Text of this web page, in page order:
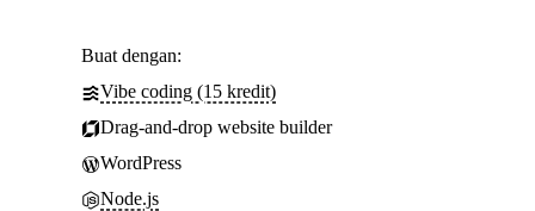
Buat dengan:
Vibe coding (15 kredit)
Drag-and-drop website builder
WordPress
Node.js